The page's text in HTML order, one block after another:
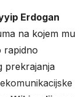
Erdogan
na kojem mu
rapidno
prekrajanja